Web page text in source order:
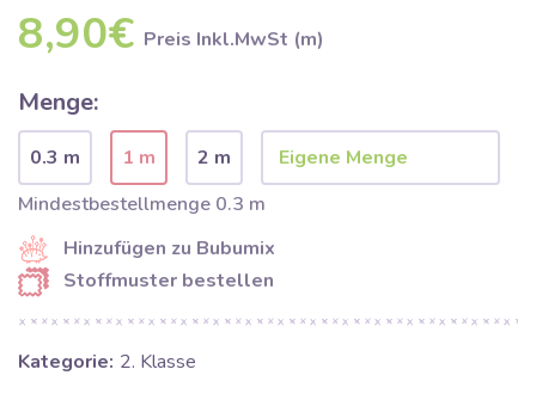
8,90€ Preis Inkl.MwSt (m)
Menge:
0.3 m 1 m
2 m
Mindestbestellmenge 0.3 m
Hinzufügen zu Bubumix
Stoffmuster bestellen
Kategorie: 2. Klasse